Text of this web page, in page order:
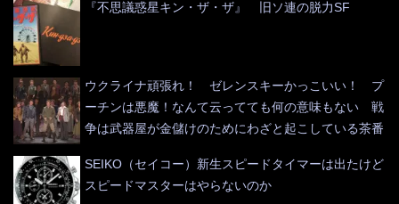
『不思議惑星キン・ザ・ザ』 旧ソ連の脱力SF
ウクライナ頑張れ！ ゼレンスキーかっこいい！ プ
ーチンは悪魔！なんて云ってても何の意味もない 戦
争は武器屋が金儲けのためにわざと起こしている茶番
SEIKO（セイコー）新生スピードタイマーは出たけど
スピードマスターはやらないのか